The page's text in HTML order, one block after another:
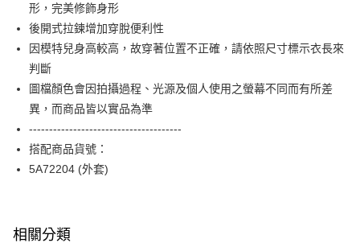
玉山商業銀行
台新國際商業銀行
台灣樂天信用卡公司
【關於「AFTEE先享後付」】
AFTEE先享後付是「在收到商品之後才付款」的支付方式。 讓您購物簡單
便利好安心！
１．簡單：不需註冊會員、不需綁卡、不需儲值。
２．便利：只要手機號碼，簡訊認證，即可結帳。
【「AFTEE先享後付」結帳流程】
２．訂單成立數日內，您將收到繳費通知簡訊。
３．收到繳費通知簡訊後14天內，點擊此簡訊中的連結，可透過四大超商／
後付繳納相關費用。
※ 交易是否成功請以「AFTEE先享後付 」之結帳頁面顯示為準，若有關於
付款後全家FamilyMart取貨
每筆NT$90，滿NT$3,600(含以上)免運費
每筆NT$90，滿NT$3,600(含以上)免運費
離島宅配 (蘭嶼恕不配送)
形，完美修飾身形
後開式拉鍊增加穿脫便利性
因模特兒身高較高，故穿著位置不正確，請依照尺寸標示衣長來
判斷
圖檔顏色會因拍攝過程、光源及個人使用之螢幕不同而有所差
異，而商品皆以實品為準
--------------------------------------
搭配商品貨號：
5A72204 (外套)
相關分類